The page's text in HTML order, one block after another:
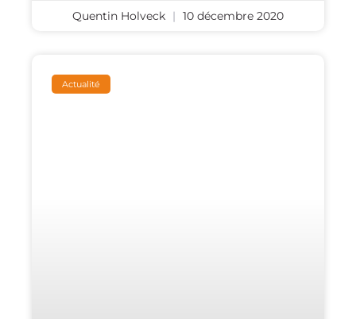
Quentin Holveck 10 décembre 2020
Actualité